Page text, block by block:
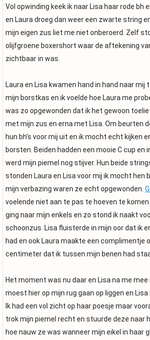
Vol opwinding keek ik naar Lisa haar rode bh
en Laura droeg dan weer een zwarte string
mijn eigen zus liet me niet onberoerd. Zelf
olijfgroene boxershort waar de aftekening
zichtbaar in was.
Laura en Lisa kwamen hand in hand naar mij
mijn borstkas en ik voelde hoe Laura me
was zo opgewonden dat ik het gewoon
met mijn zus en erna met Lisa. Om beurten
hun bh's voor mij uit en ik mocht echt kijken
borsten. Beiden hadden een mooie C cup en
werd mijn piemel nog stijver. Hun beide
stonden Laura en Lisa voor mij ik mocht hen
mijn verbazing waren ze echt opgewonden.
voelende niet aan te pas te hoeven te
ging naar mijn enkels en zo stond ik naakt
schoonzus. Lisa fluisterde in mijn oor dat ik
had en ook Laura maakte een complimentje
centimeter dat ik tussen mijn benen had
Het moment was nu daar en Lisa na me mee
moest hier op mijn rug gaan op liggen en
Ik had een vol zicht op haar poesje maar
trok mijn piemel recht en stuurde deze naar
hoe nauw ze was wanneer mijn eikel in haar